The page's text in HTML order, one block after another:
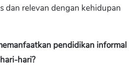
dan relevan dengan kehidupan
pendidikan informal
hari?